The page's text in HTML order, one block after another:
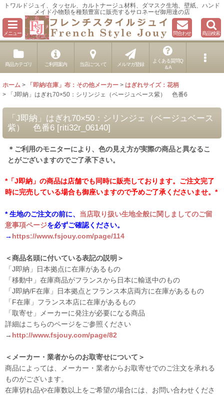
トワルドジュイ、タッセル、カルトナージュ材料、ダマスク生地、壁紙、ハンド
メイド小物類を種類豊富に販売するサロネーゼ御用達の店
メニュー 問合わせ 商品検索
商品カテゴリ ご利用案内 当店について メルマガ登録
よくある質問Q
＆A
ホーム > 「即納/在庫」布：その他メーカー > はぎれサイズ：花柄
>
「J即納」はぎれ70×50：シリンジェ（ベージュベース紫） 色番6
「J即納」はぎれ70×50：シリンジェ（ベージュベース
紫） 色番6 [riti32r_06140]
＊ご利用のモニターにより、色の見え方が実際の商品と異なるこ
とがございますのでご了承下さい。
*「J即納」の商品は店舗でも同時に販売しております。ご注文完了
時に完売している場合も御座いますので予めご了承くださいませ。*
* 生地のご注文の前に、 当店取り扱い生地全般に関しましてのご留
意事項ページを必ずご確認ください。
→ https://www.fsjouy.com/page/114
＜商品名頭に付いている表記の説明＞
「J即納」日本拠点に在庫があるもの
「移動中」在庫商品がフランスから日本に輸送中のもの
「J即納/F在庫」日本拠点とフランス本店両方に在庫があるもの
「F在庫」フランス本店に在庫があるもの
「取寄せ」メーカーに発注が必要になる商品
詳細はこちらのページをご参照ください
→ http://www.fsjouy.com/page/82
＜メーカー・業者からのお取寄せについて＞
商品によっては、メーカー・業者からお取寄せでのご注文を承れる
ものがございます。
在庫切れ品や在庫数以上をご希望の場合には、お問い合わせくださ